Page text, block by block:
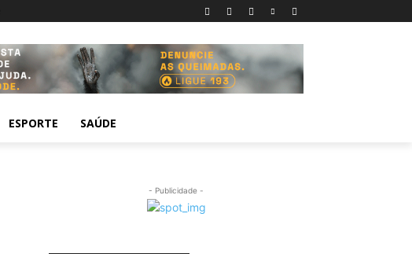
ESPORTE SAÚDE
- Publicidade -